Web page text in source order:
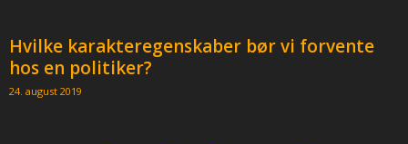
Hvilke karakteregenskaber bør vi forvente
hos en politiker?
24. august 2019